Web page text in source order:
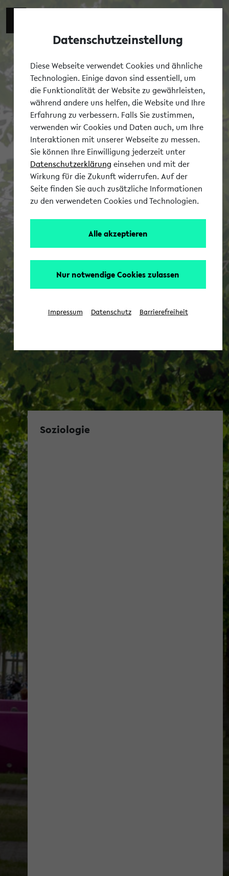
Soziologie
Datenschutzeinstellung
Diese Webseite verwendet Cookies und ähnliche
Technologien. Einige davon sind essentiell, um
die Funktionalität der Website zu gewährleisten,
während andere uns helfen, die Website und Ihre
Erfahrung zu verbessern. Falls Sie zustimmen,
verwenden wir Cookies und Daten auch, um Ihre
Interaktionen mit unserer Webseite zu messen.
Sie können Ihre Einwilligung jederzeit unter
Datenschutzerklärung einsehen und mit der
Wirkung für die Zukunft widerrufen. Auf der
Seite finden Sie auch zusätzliche Informationen
zu den verwendeten Cookies und Technologien.
Alle akzeptieren
Nur notwendige Cookies zulassen
Impressum Datenschutz Barrierefreiheit